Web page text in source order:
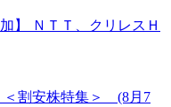
】 ＮＴＴ、クリレスＨ
＜割安株特集＞ (8月7